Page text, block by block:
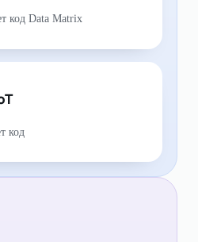
код Data Matrix
код